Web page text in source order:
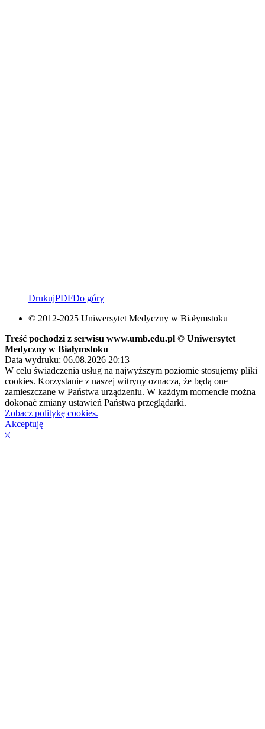
DrukujPDFDo góry
© 2012-2025 Uniwersytet Medyczny w Białymstoku
Treść pochodzi z serwisu www.umb.edu.pl © Uniwersytet
Medyczny w Białymstoku
Data wydruku: 06.08.2026 20:13
W celu świadczenia usług na najwyższym poziomie stosujemy pliki
cookies. Korzystanie z naszej witryny oznacza, że będą one
zamieszczane w Państwa urządzeniu. W każdym momencie można
dokonać zmiany ustawień Państwa przeglądarki.
Zobacz politykę cookies.
Akceptuję